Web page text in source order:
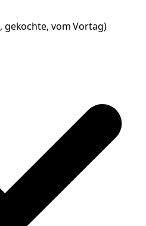
, gekochte, vom Vortag)